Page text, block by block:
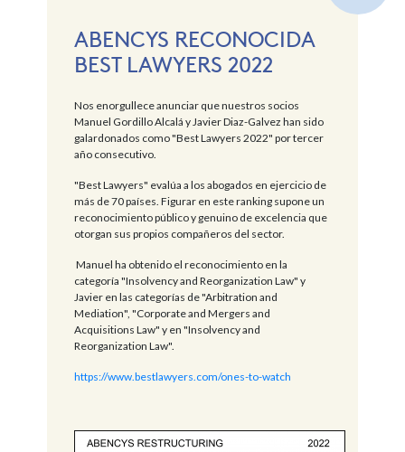
ABENCYS RECONOCIDA
BEST LAWYERS 2022
Nos enorgullece anunciar que nuestros socios
Manuel Gordillo Alcalá y Javier Diaz-Galvez han sido
galardonados como "Best Lawyers 2022" por tercer
año consecutivo.
"Best Lawyers" evalúa a los abogados en ejercicio de
más de 70 países. Figurar en este ranking supone un
reconocimiento público y genuino de excelencia que
otorgan sus propios compañeros del sector.
Manuel ha obtenido el reconocimiento en la
categoría "Insolvency and Reorganization Law" y
Javier en las categorías de "Arbitration and
Mediation", "Corporate and Mergers and
Acquisitions Law" y en "Insolvency and
Reorganization Law".
https://www.bestlawyers.com/ones-to-watch